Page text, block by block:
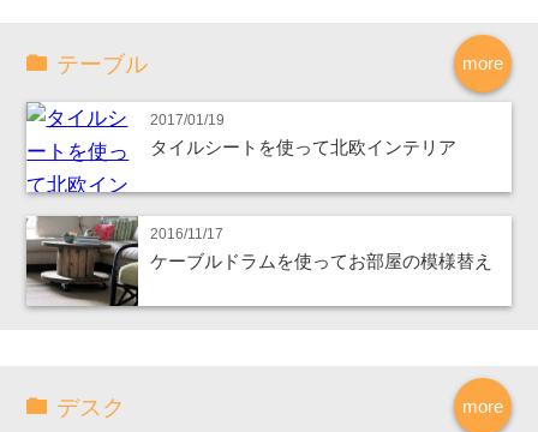
more
テーブル
2017/01/19
タイルシートを使って北欧インテリア
2016/11/17
ケーブルドラムを使ってお部屋の模様替え
more
デスク